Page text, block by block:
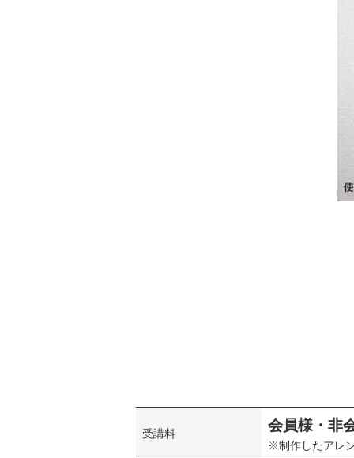
受講料
会員様・非
※制作したアレ